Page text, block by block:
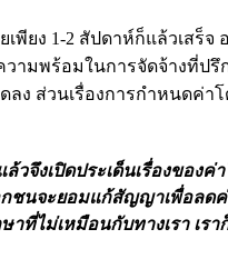
พียง 1-2 สัปดาห์ก็แล้วเสร็
ามพร้อมในการจัดจ้างที่ป
ง ส่วนเรื่องการกำหนดค่
วจึงเปิดประเด็นเรื่องของ
ชนจะยอมแก้สัญญาเพื่อลด
ที่ไม่เหมือนกับทางเรา เร